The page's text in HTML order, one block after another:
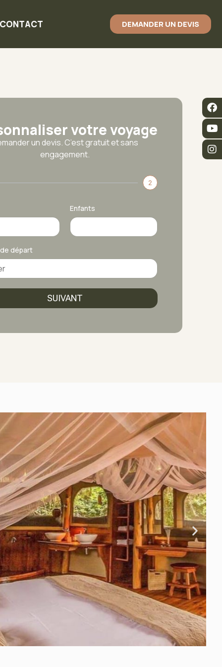
CONTACT DEMANDER UN DEVIS
votre voyage
un devis. C’est gratuit et sans
engagement.
2
Enfants
départ
SUIVANT